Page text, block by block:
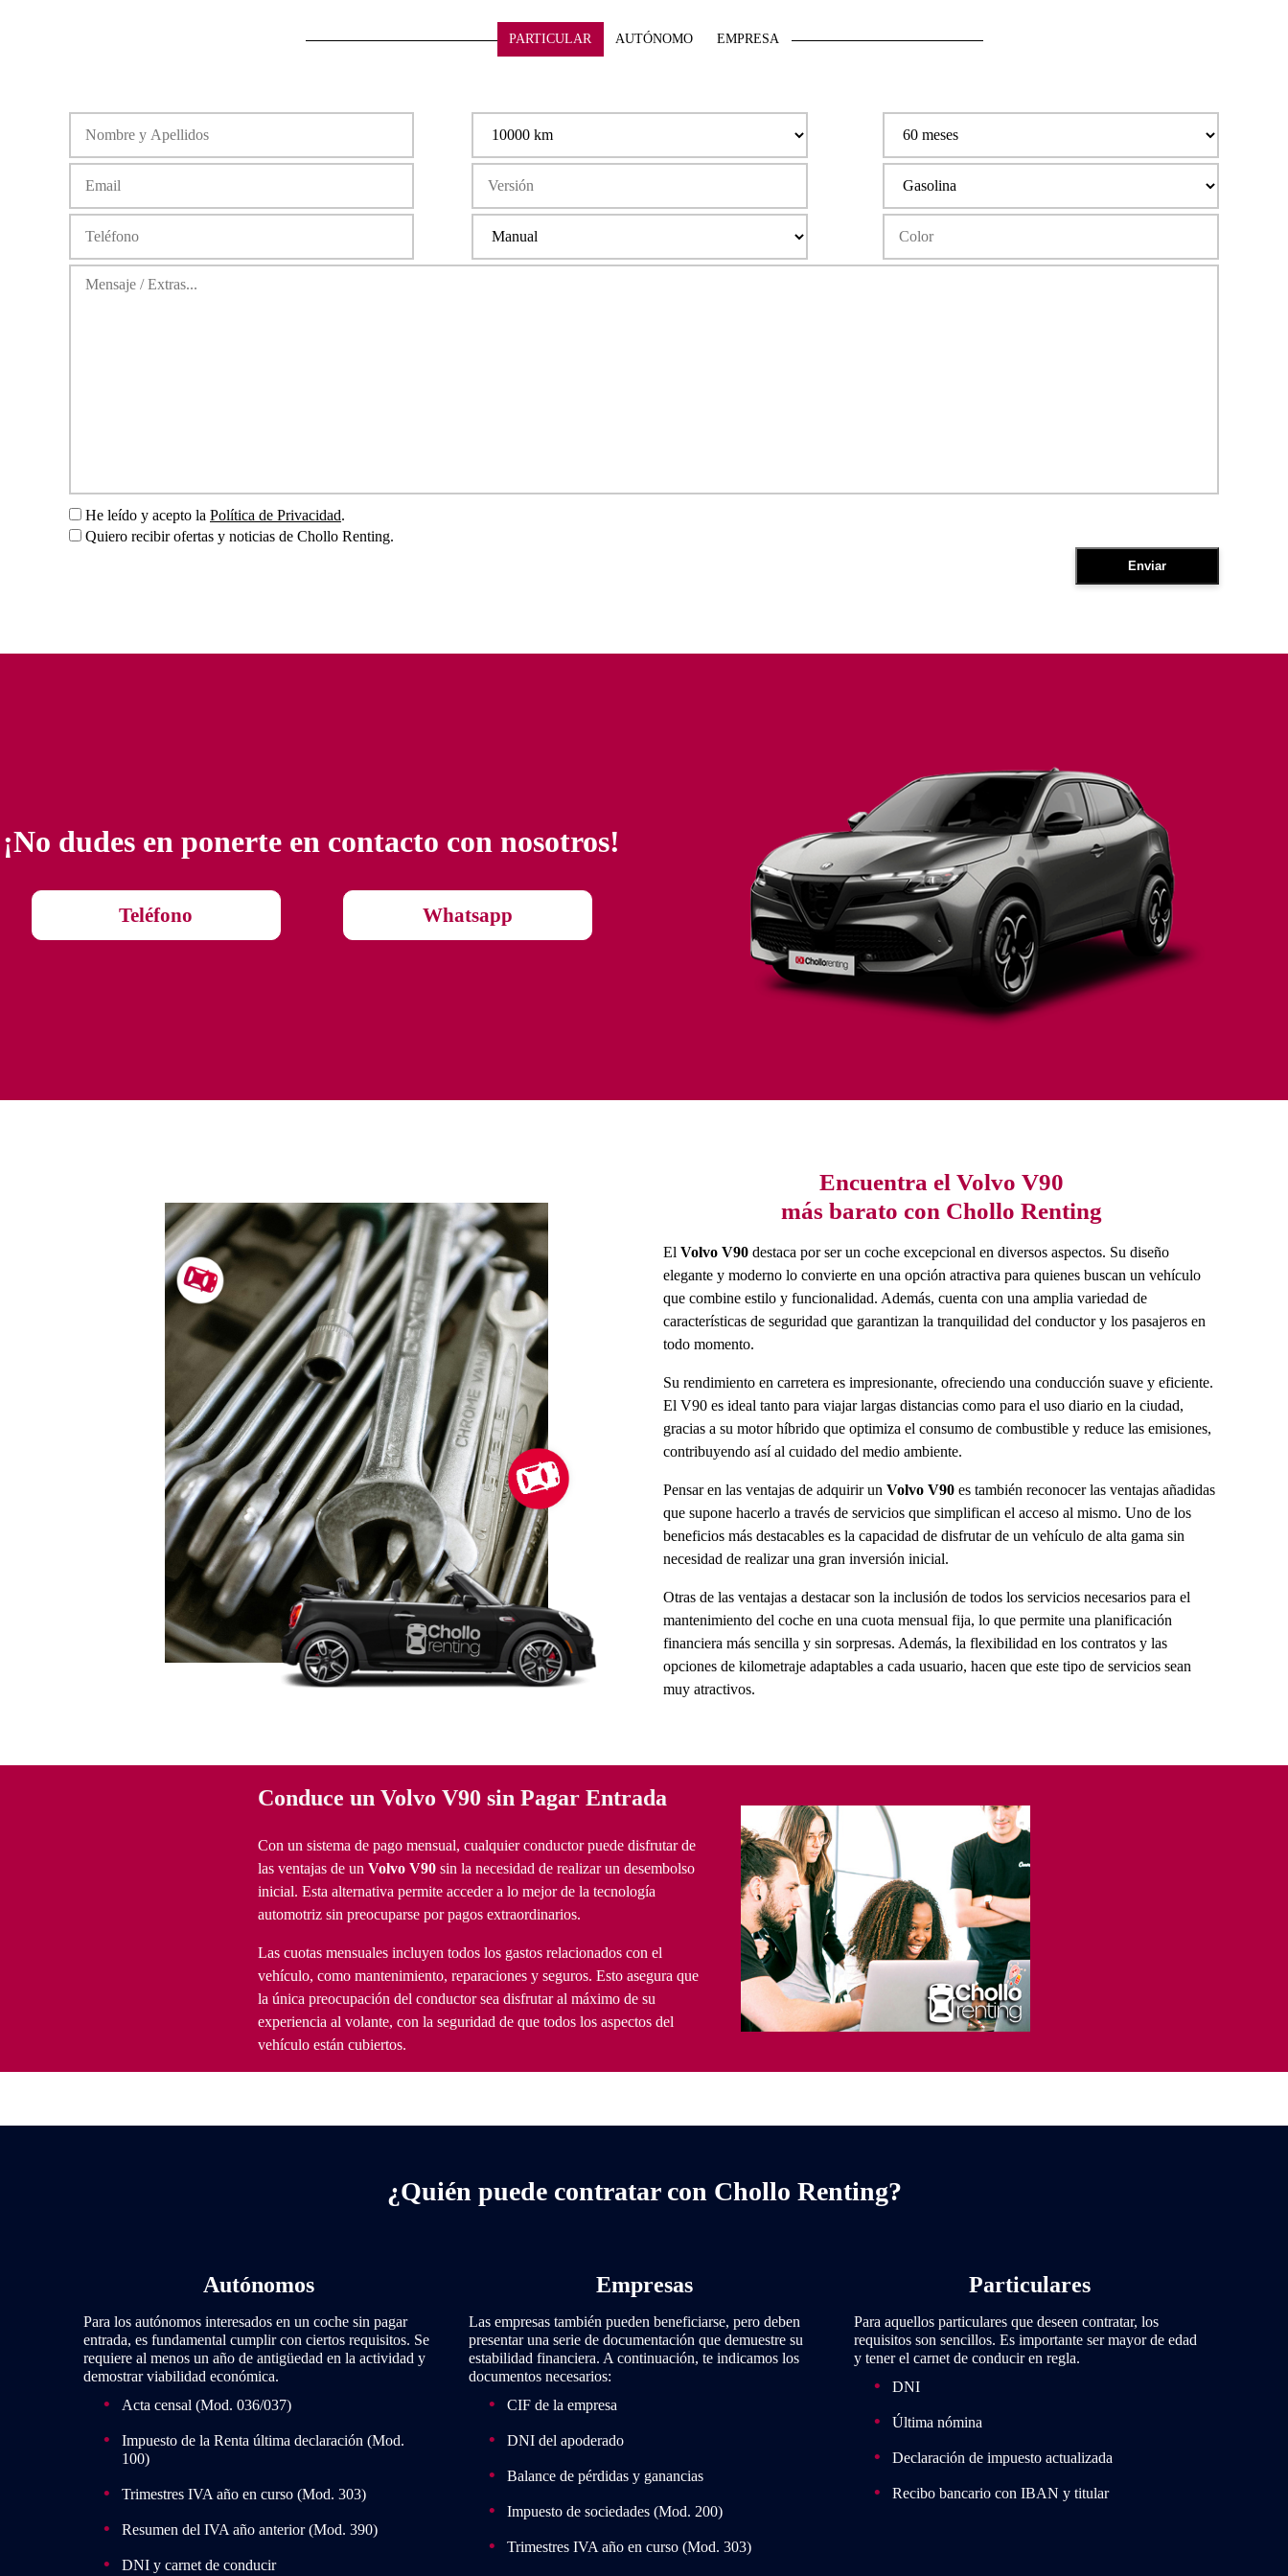
PARTICULAR AUTÓNOMO EMPRESA
He leído y acepto la Política de Privacidad.
Quiero recibir ofertas y noticias de Chollo Renting.
¡No dudes en ponerte en contacto con nosotros!
Teléfono Whatsapp
Encuentra el Volvo V90
más barato con Chollo Renting
El Volvo V90 destaca por ser un coche excepcional en diversos aspectos. Su diseño
elegante y moderno lo convierte en una opción atractiva para quienes buscan un vehículo
que combine estilo y funcionalidad. Además, cuenta con una amplia variedad de
características de seguridad que garantizan la tranquilidad del conductor y los pasajeros en
todo momento.
Su rendimiento en carretera es impresionante, ofreciendo una conducción suave y eficiente.
El V90 es ideal tanto para viajar largas distancias como para el uso diario en la ciudad,
gracias a su motor híbrido que optimiza el consumo de combustible y reduce las emisiones,
contribuyendo así al cuidado del medio ambiente.
Pensar en las ventajas de adquirir un Volvo V90 es también reconocer las ventajas añadidas
que supone hacerlo a través de servicios que simplifican el acceso al mismo. Uno de los
beneficios más destacables es la capacidad de disfrutar de un vehículo de alta gama sin
necesidad de realizar una gran inversión inicial.
Otras de las ventajas a destacar son la inclusión de todos los servicios necesarios para el
mantenimiento del coche en una cuota mensual fija, lo que permite una planificación
financiera más sencilla y sin sorpresas. Además, la flexibilidad en los contratos y las
opciones de kilometraje adaptables a cada usuario, hacen que este tipo de servicios sean
muy atractivos.
Conduce un Volvo V90 sin Pagar Entrada
Con un sistema de pago mensual, cualquier conductor puede disfrutar de
las ventajas de un Volvo V90sin la necesidad de realizar un desembolso
inicial. Esta alternativa permite acceder a lo mejor de la tecnología
automotriz sin preocuparse por pagos extraordinarios.
Las cuotas mensuales incluyen todos los gastos relacionados con el
vehículo, como mantenimiento, reparaciones y seguros. Esto asegura que
la única preocupación del conductor sea disfrutar al máximo de su
experiencia al volante, con la seguridad de que todos los aspectos del
vehículo están cubiertos.
¿Quién puede contratar con Chollo Renting?
Autónomos
Para los autónomos interesados en un coche sin pagar
entrada, es fundamental cumplir con ciertos requisitos. Se
requiere al menos un año de antigüedad en la actividad y
demostrar viabilidad económica.
Acta censal (Mod. 036/037)
Impuesto de la Renta última declaración (Mod.
100)
Trimestres IVA año en curso (Mod. 303)
Resumen del IVA año anterior (Mod. 390)
DNI y carnet de conducir
Empresas
Las empresas también pueden beneficiarse, pero deben
presentar una serie de documentación que demuestre su
estabilidad financiera. A continuación, te indicamos los
documentos necesarios:
CIF de la empresa
DNI del apoderado
Balance de pérdidas y ganancias
Impuesto de sociedades (Mod. 200)
Trimestres IVA año en curso (Mod. 303)
Particulares
Para aquellos particulares que deseen contratar, los
requisitos son sencillos. Es importante ser mayor de edad
y tener el carnet de conducir en regla.
DNI
Última nómina
Declaración de impuesto actualizada
Recibo bancario con IBAN y titular